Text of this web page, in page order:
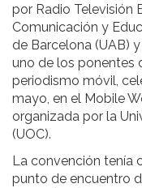
por Radio Televisión
Comunicación y
de Barcelona (UAB)
uno de los ponentes
periodismo móvil,
mayo, en el Mobile
organizada por la
(UOC).
La convención tenía
punto de encuentro